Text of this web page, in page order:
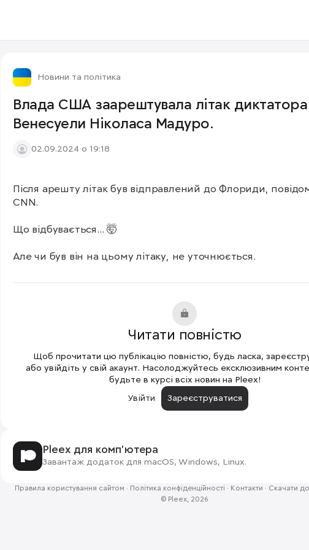
Новини та політика
Влада США заарештувала літак диктатора
Венесуели Ніколаса Мадуро.
02.09.2024 о 19:18
Після арешту літак був відправлений до Флориди,
CNN.
Що відбувається... 🤯
Але чи був він на цьому літаку, не уточнюється.
Читати повністю
Щоб прочитати цю публікацію повністю, будь ласка,
або увійдіть у свій акаунт. Насолоджуйтесь ексклюзивним
будьте в курсі всіх новин на Pleex!
Увійти
Зареєструватися
Pleex для комп'ютера
Завантаж додаток для macOS, Windows, Linux.
Правила користування сайтом · Політика конфіденційності · Контакти · Скачати
© Pleex, 2026